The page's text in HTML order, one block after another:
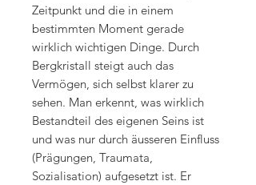
Zeitpunkt und die in einem
bestimmten Moment gerade
wirklich wichtigen Dinge. Durch
Bergkristall steigt auch das
Vermögen, sich selbst klarer zu
sehen. Man erkennt, was wirklich
Bestandteil des eigenen Seins ist
und was nur durch äusseren Einfluss
(Prägungen, Traumata,
Sozialisation) aufgesetzt ist. Er